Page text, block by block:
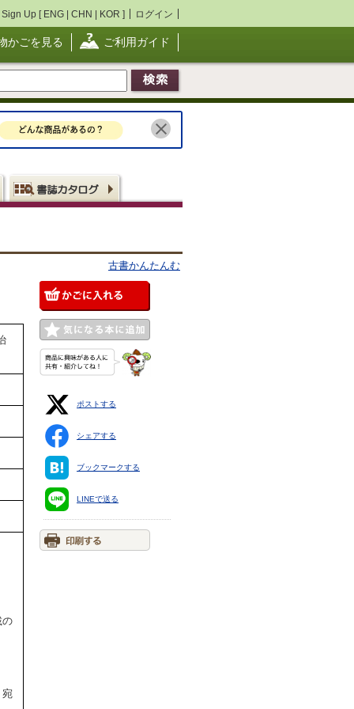
Sign Up [ ENG | CHN | KOR ] ログイン
かごを見る ご利用ガイド
古書かんたんむ
の
宛
ポストする
シェアする
ブックマークする
LINEで送る